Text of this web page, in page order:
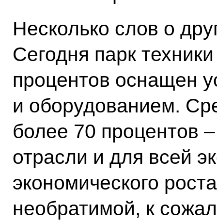
Несколько слов о
Сегодня парк
процентов оснащен
и оборудованием.
более 70 процентов
отрасли и для всей
экономического
необратимой, к